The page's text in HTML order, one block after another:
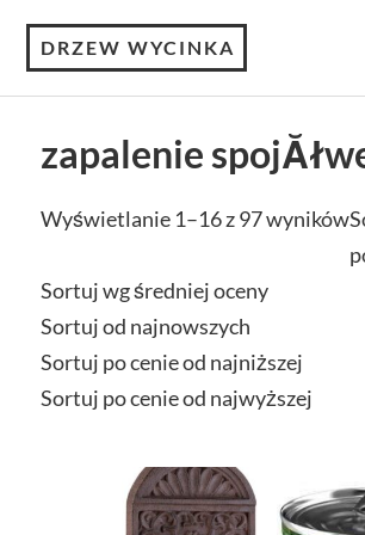
DRZEW WYCINKA
zapalenie
Wyświetlanie 1–16 z 97 wyników
Sortuj wg średniej oceny
Sortuj od najnowszych
Sortuj po cenie od najniższej
Sortuj po cenie od najwyższej